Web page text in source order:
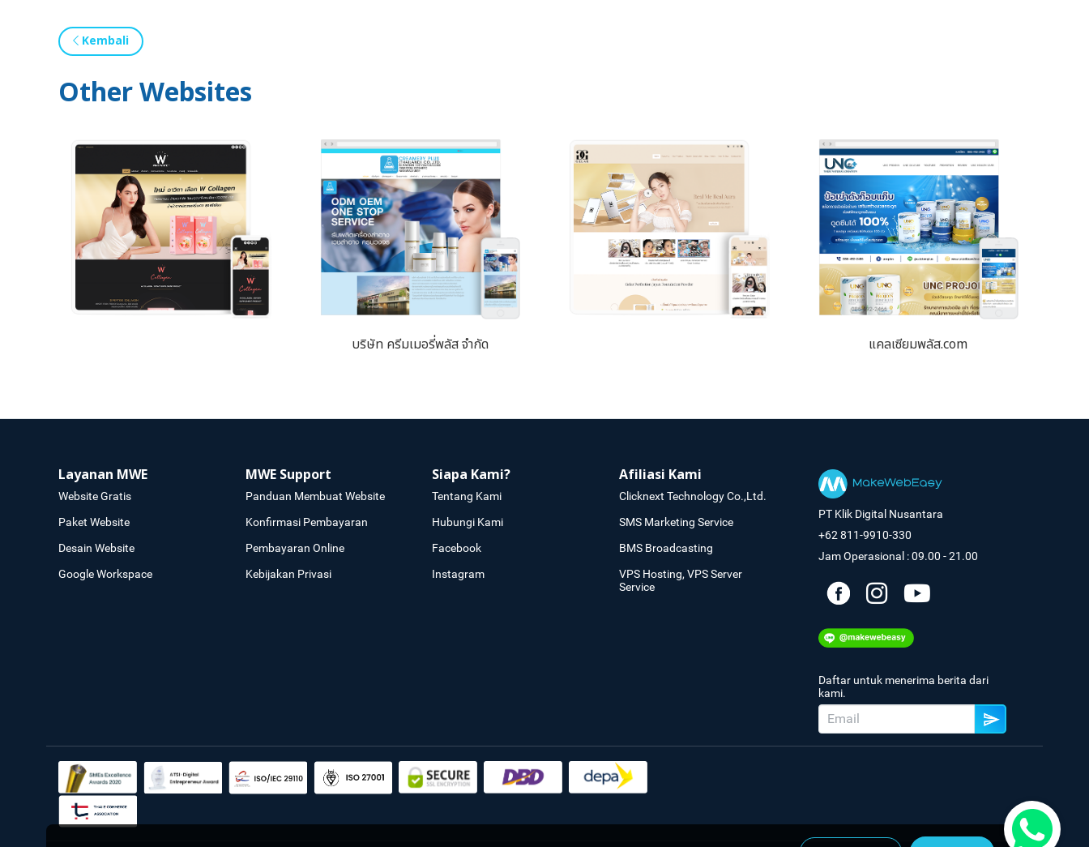
Kembali
Other Websites
บริษัท ครีมเมอรี่พลัส จำกัด แคลเซียมพลัส.com
Layanan MWE
Website Gratis
Paket Website
Desain Website
Google Workspace
MWE Support
Panduan Membuat Website
Konfirmasi Pembayaran
Pembayaran Online
Kebijakan Privasi
Siapa Kami?
Tentang Kami
Hubungi Kami
Facebook
Instagram
Afiliasi Kami
Clicknext Technology Co.,Ltd.
SMS Marketing Service
BMS Broadcasting
VPS Hosting, VPS Server
Service
PT Klik Digital Nusantara
+62 811-9910-330
Jam Operasional : 09.00 - 21.00
Daftar untuk menerima berita dari
kami.